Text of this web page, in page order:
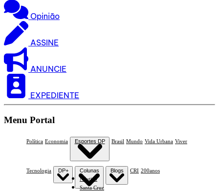
Opinião
ASSINE
ANUNCIE
EXPEDIENTE
Menu Portal
Política Economia Esportes DP
Náutico
Santa Cruz
Brasil Mundo Vida Urbana Viver
Tecnologia DP+ Colunas Blogs CRI 200anos